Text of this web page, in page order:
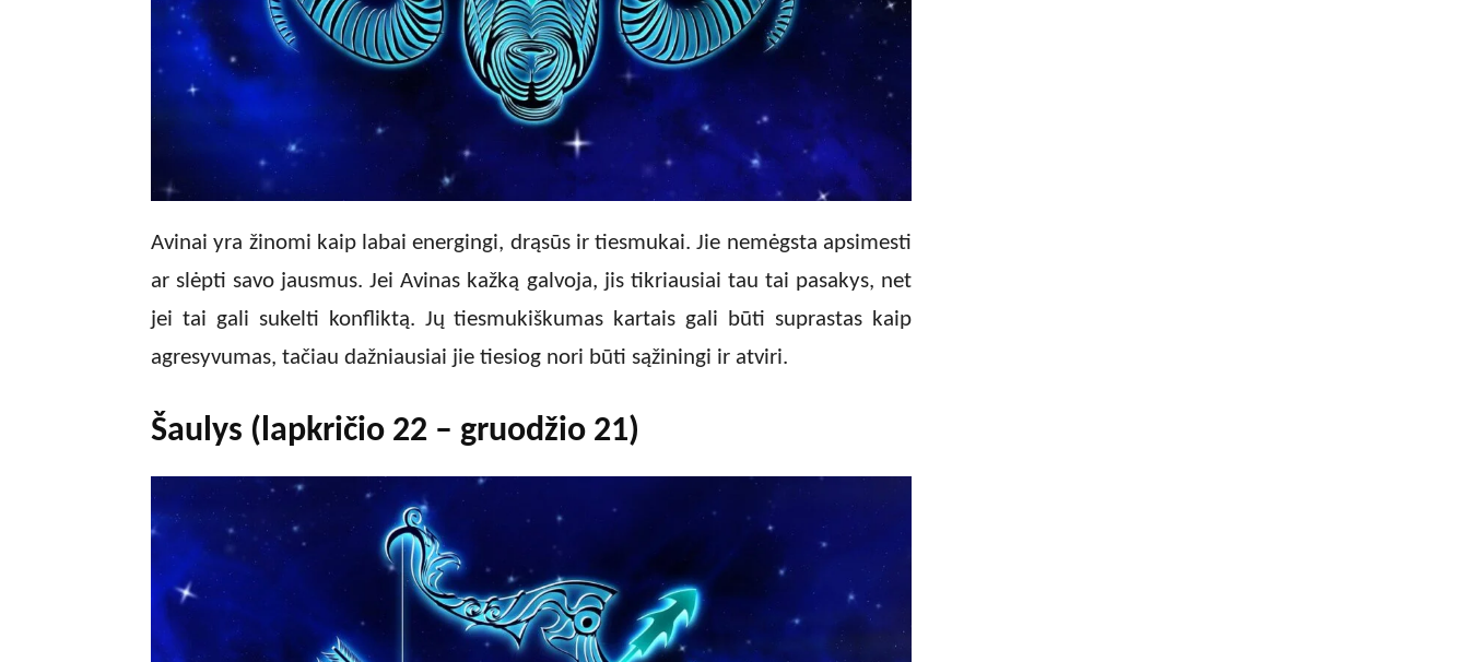
Avinai yra žinomi kaip labai energingi, drąsūs ir tiesmukai. Jie nemėgsta apsimesti
ar slėpti savo jausmus. Jei Avinas kažką galvoja, jis tikriausiai tau tai pasakys, net
jei tai gali sukelti konfliktą. Jų tiesmukiškumas kartais gali būti suprastas kaip
agresyvumas, tačiau dažniausiai jie tiesiog nori būti sąžiningi ir atviri.
Šaulys (lapkričio 22 – gruodžio 21)